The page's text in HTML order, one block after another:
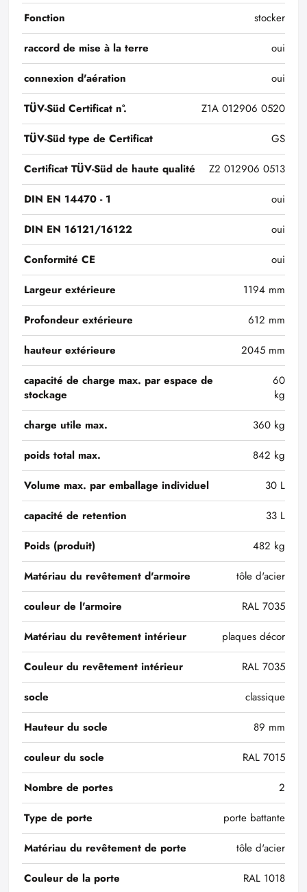
Fonction
stocker
raccord de mise à la terre
oui
connexion d'aération
oui
TÜV-Süd Certificat n°.
Z1A 012906 0520
TÜV-Süd type de Certificat
GS
Certificat TÜV-Süd de haute qualité
Z2 012906 0513
DIN EN 14470 - 1
oui
DIN EN 16121/16122
oui
Conformité CE
oui
Largeur extérieure
1194 mm
Profondeur extérieure
612 mm
hauteur extérieure
2045 mm
capacité de charge max. par espace de
stockage
60
kg
charge utile max.
360 kg
poids total max.
842 kg
Volume max. par emballage individuel
30 L
capacité de retention
33 L
Poids (produit)
482 kg
Matériau du revêtement d'armoire
tôle d'acier
couleur de l'armoire
RAL 7035
Matériau du revêtement intérieur
plaques décor
Couleur du revêtement intérieur
RAL 7035
socle
classique
Hauteur du socle
89 mm
couleur du socle
RAL 7015
Nombre de portes
2
Type de porte
porte battante
Matériau du revêtement de porte
tôle d'acier
Couleur de la porte
RAL 1018